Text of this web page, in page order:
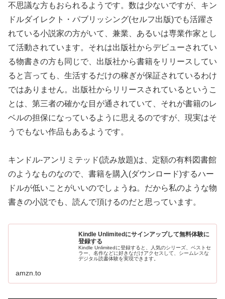
不思議な方もおられるようです。数は少ないですが、キン
ドルダイレクト・パブリッシング(セルフ出版)でも活躍さ
れている小説家の方がいて、兼業、あるいは専業作家とし
て活動されています。それは出版社からデビューされてい
る物書きの方も同じで、出版社から書籍をリリースしてい
ると言っても、生活するだけの稼ぎが保証されているわけ
ではありません。出版社からリリースされているというこ
とは、第三者の確かな目が通されていて、それが書籍のレ
ベルの担保になっているように思えるのですが、現実はそ
うでもない作品もあるようです。
キンドル‐アンリミテッド(読み放題)は、定額の有料図書館
のようなものなので、書籍を購入(ダウンロード)するハー
ドルが低いことがいいのでしょうね。だから私のような物
書きの小説でも、読んで頂けるのだと思っています。
Kindle Unlimitedにサインアップして無料体験に
登録する
Kindle Unlimitedに登録すると、人気のシリーズ、ベストセ
ラー、名作などに好きなだけアクセスして、シームレスな
デジタル読書体験を実現できます。
amzn.to